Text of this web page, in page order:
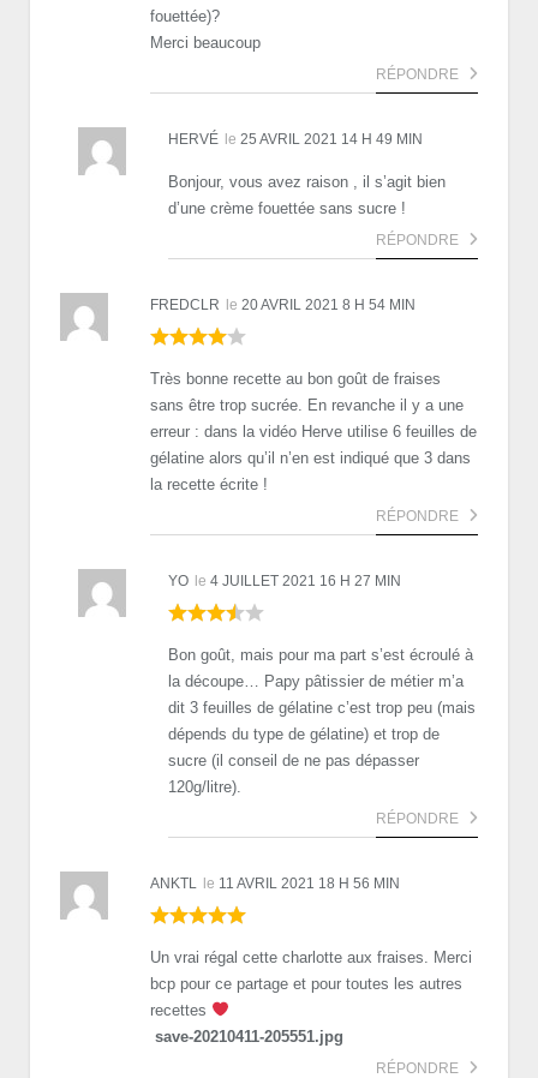
fouettée)?
Merci beaucoup
RÉPONDRE
HERVÉ le 25 AVRIL 2021 14 H 49 MIN
Bonjour, vous avez raison , il s’agit bien
d’une crème fouettée sans sucre !
RÉPONDRE
FREDCLR le 20 AVRIL 2021 8 H 54 MIN
Très bonne recette au bon goût de fraises
sans être trop sucrée. En revanche il y a une
erreur : dans la vidéo Herve utilise 6 feuilles de
gélatine alors qu’il n’en est indiqué que 3 dans
la recette écrite !
RÉPONDRE
YO le 4 JUILLET 2021 16 H 27 MIN
Bon goût, mais pour ma part s’est écroulé à
la découpe… Papy pâtissier de métier m’a
dit 3 feuilles de gélatine c’est trop peu (mais
dépends du type de gélatine) et trop de
sucre (il conseil de ne pas dépasser
120g/litre).
RÉPONDRE
ANKTL le 11 AVRIL 2021 18 H 56 MIN
Un vrai régal cette charlotte aux fraises. Merci
bcp pour ce partage et pour toutes les autres
recettes
save-20210411-205551.jpg
RÉPONDRE